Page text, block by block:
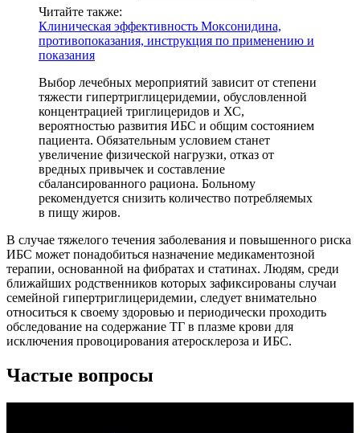
Читайте также:
Клиническая эффективность Моксонидина,
противопоказания, инструкция по применению и
показания
Выбор лечебных мероприятий зависит от степени
тяжести гипертриглицеридемии, обусловленной
концентрацией триглицеридов и ХС,
вероятностью развития ИБС и общим состоянием
пациента. Обязательным условием станет
увеличение физической нагрузки, отказ от
вредных привычек и составление
сбалансированного рациона. Больному
рекомендуется снизить количество потребляемых
в пищу жиров.
В случае тяжелого течения заболевания и повышенного риска
ИБС может понадобиться назначение медикаментозной
терапии, основанной на фибратах и статинах. Людям, среди
ближайших родственников которых зафиксированы случаи
семейной гипертриглицеридемии, следует внимательно
относиться к своему здоровью и периодически проходить
обследование на содержание ТГ в плазме крови для
исключения провоцирования атеросклероза и ИБС.
Частые вопросы